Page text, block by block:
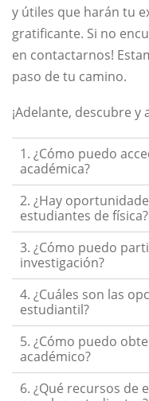
y útiles que harán tu
gratificante. Si no
en contactarnos!
paso de tu camino.
¡Adelante, descubre y
1. ¿Cómo puedo
académica?
2. ¿Hay
estudiantes de física?
3. ¿Cómo puedo
investigación?
4. ¿Cuáles son las
estudiantil?
5. ¿Cómo puedo
académico?
6. ¿Qué recursos de